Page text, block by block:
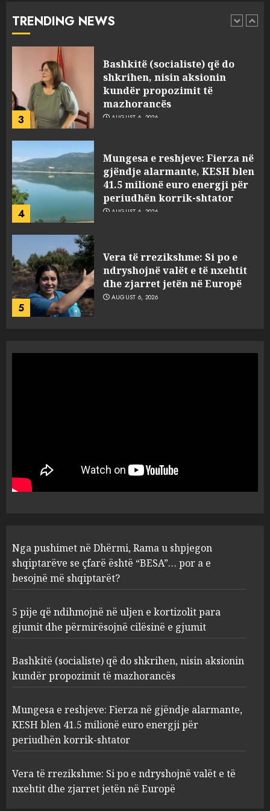
TRENDING NEWS
2
AUGUST 6, 2026
3
Bashkitë (socialiste) që do
shkrihen, nisin aksionin
kundër propozimit të
mazhorancës
AUGUST 6, 2026
4
Mungesa e reshjeve: Fierza në
gjëndje alarmante, KESH blen
41.5 milionë euro energji për
periudhën korrik-shtator
AUGUST 6, 2026
5
Vera të rrezikshme: Si po e
ndryshojnë valët e të nxehtit
dhe zjarret jetën në Europë
AUGUST 6, 2026
2
përmirësojnë cilësinë e gjumit
3
shkrihen, nisin aksionin
kundër propozimit të
mazhorancës
AUGUST 6, 2026
4
Mungesa e reshjeve: Fierza në
gjëndje alarmante, KESH blen
41.5 milionë euro energji për
periudhën korrik-shtator
AUGUST 6, 2026
5
Vera të rrezikshme: Si po e
ndryshojnë valët e të nxehtit
dhe zjarret jetën në Europë
AUGUST 6, 2026
Nga pushimet në Dhërmi, Rama u shpjegon
shqiptarëve se çfarë është “BESA”… por a e
besojnë më shqiptarët?
5 pije që ndihmojnë në uljen e kortizolit para
gjumit dhe përmirësojnë cilësinë e gjumit
Bashkitë (socialiste) që do shkrihen, nisin aksionin
kundër propozimit të mazhorancës
Mungesa e reshjeve: Fierza në gjëndje alarmante,
KESH blen 41.5 milionë euro energji për
periudhën korrik-shtator
Vera të rrezikshme: Si po e ndryshojnë valët e të
nxehtit dhe zjarret jetën në Europë